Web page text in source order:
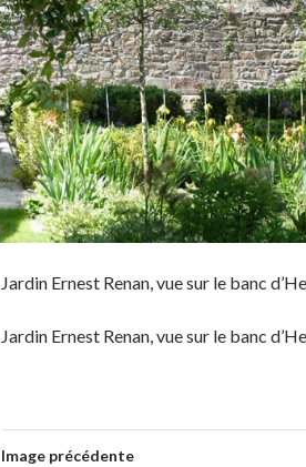
Jardin Ernest Renan, vue sur le banc
Jardin Ernest Renan, vue sur le banc
Image précédente